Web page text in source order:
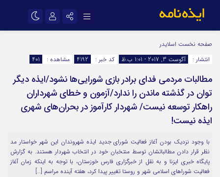
اینستاگرام
سروش
ایتا
آپارات
اپلیکیشن رمز عبور
مرا به خاطر بسپار
صفحه نخست اسلایدر
انتشار :
آگوست 3, 2017 - 1:01 ب.ظ کد خبر : 4192 مشاهده : 401
مطالبات مردمی فدای برادر بازی شورایی‌ها نشود/ایذه دیگر
توان در گذشته ماندن را ندارد/آزمون و خطای شهرداران
راهکار توسعه نیست/ شهردار کارآموز در بحران‌های شهری
ایذه نیست!
با وجود نزدیک بودن آغاز فعالیت شورای جدید ایذه شهروندان این شهر خواستار مد
نظر قرار دادن مطالباتشان توسط منتخبان خود در انتخاب شهردار هستند. به گزارش
پایگاه خبری ایزنا و به نقل از خبرگزاری فارس خوزستان، با توجه به اینکه زمان آغاز
فعالیت شوراهای اسلامی شهر و روستا تغییر پیدا کرد، هفته آینده مراسم […]